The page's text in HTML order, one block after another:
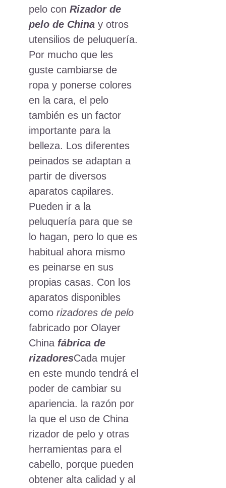
pelo conRizador de
pelo de China y otros
utensilios de peluquería.
Por mucho que les
guste cambiarse de
ropa y ponerse colores
en la cara, el pelo
también es un factor
importante para la
belleza. Los diferentes
peinados se adaptan a
partir de diversos
aparatos capilares.
Pueden ir a la
peluquería para que se
lo hagan, pero lo que es
habitual ahora mismo
es peinarse en sus
propias casas. Con los
aparatos disponibles
como rizadores de pelo
fabricado por Olayer
China fábrica de
rizadoresCada mujer
en este mundo tendrá el
poder de cambiar su
apariencia. la razón por
la que el uso de China
rizador de pelo y otras
herramientas para el
cabello, porque pueden
obtener alta calidad y al